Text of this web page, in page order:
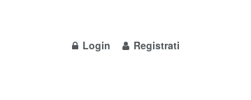
Login Registrati